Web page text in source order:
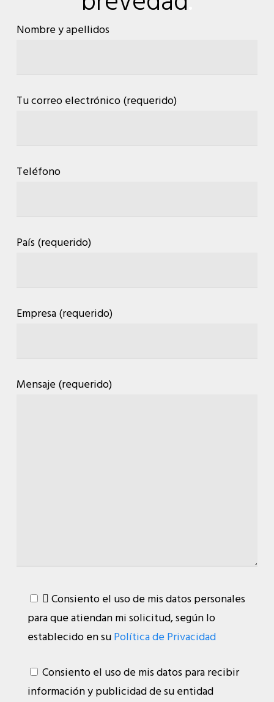
Nombre y apellidos
Tu correo electrónico (requerido)
Teléfono
País (requerido)
Empresa (requerido)
Mensaje (requerido)
 Consiento el uso de mis datos personales
para que atiendan mi solicitud, según lo
establecido en suPolítica de Privacidad
Consiento el uso de mis datos para recibir
información y publicidad de su entidad